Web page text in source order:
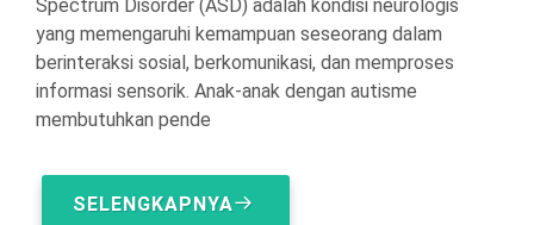
Spectrum Disorder (ASD) adalah kondisi neurologis
yang memengaruhi kemampuan seseorang dalam
berinteraksi sosial, berkomunikasi, dan memproses
informasi sensorik. Anak-anak dengan autisme
membutuhkan pende
SELENGKAPNYA